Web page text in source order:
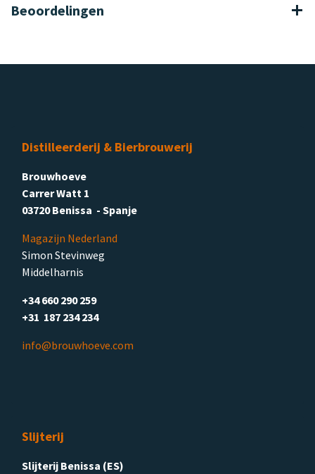
Beoordelingen
Distilleerderij & Bierbrouwerij
Brouwhoeve
Carrer Watt 1
03720 Benissa - Spanje
Magazijn Nederland
Simon Stevinweg
Middelharnis
+34 660 290 259
+31 187 234 234
info@brouwhoeve.com
Slijterij
Slijterij Benissa (ES)